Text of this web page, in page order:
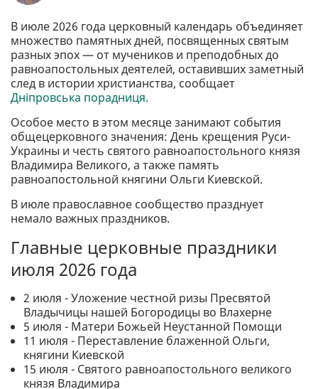
В июле 2026 года церковный календарь объединяет
множество памятных дней, посвященных святым
разных эпох — от мучеников и преподобных до
равноапостольных деятелей, оставивших заметный
след в истории христианства, сообщает
Дніпровська порадниця.
Особое место в этом месяце занимают события
общецерковного значения: День крещения Руси-
Украины и честь святого равноапостольного князя
Владимира Великого, а также память
равноапостольной княгини Ольги Киевской.
В июле православное сообщество празднует
немало важных праздников.
Главные церковные праздники
июля 2026 года
2 июля - Уложение честной ризы Пресвятой
Владычицы нашей Богородицы во Влахерне
5 июля - Матери Божьей Неустанной Помощи
11 июля - Переставление блаженной Ольги,
княгини Киевской
15 июля - Святого равноапостольного великого
князя Владимира